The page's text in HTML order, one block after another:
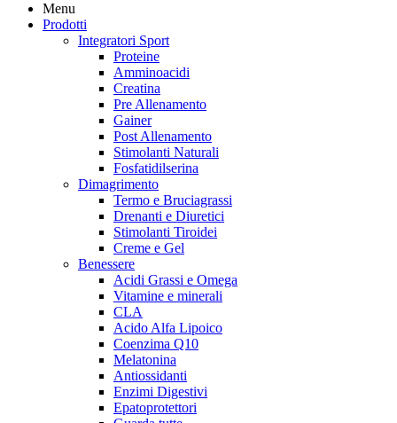
Menu
Prodotti
Integratori Sport
Proteine
Amminoacidi
Creatina
Pre Allenamento
Gainer
Post Allenamento
Stimolanti Naturali
Fosfatidilserina
Dimagrimento
Termo e Bruciagrassi
Drenanti e Diuretici
Stimolanti Tiroidei
Creme e Gel
Benessere
Acidi Grassi e Omega
Vitamine e minerali
CLA
Acido Alfa Lipoico
Coenzima Q10
Melatonina
Antiossidanti
Enzimi Digestivi
Epatoprotettori